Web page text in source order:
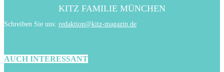
KITZ FAMILIE MÜNCHEN
Schreiben Sie uns: redaktion@kitz-magazin.de
AUCH INTERESSANT